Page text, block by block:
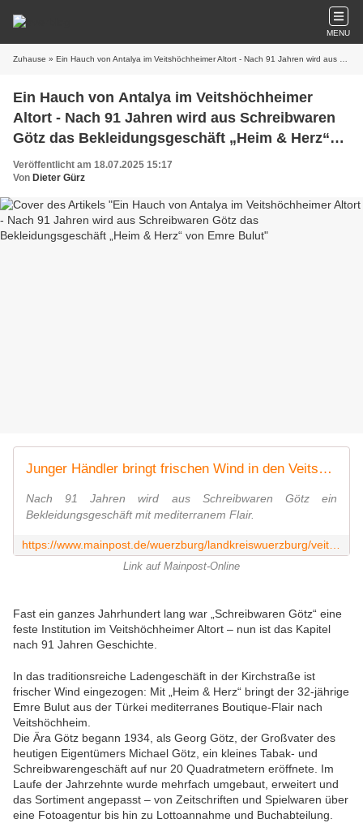
MENU
Zuhause » Ein Hauch von Antalya im Veitshöchheimer Altort - Nach 91 Jahren wird aus Schreibwaren Götz das Bekleidungsgeschäft „Heim & Herz“ von Emre Bulut
Ein Hauch von Antalya im Veitshöchheimer
Altort - Nach 91 Jahren wird aus Schreibwaren
Götz das Bekleidungsgeschäft „Heim & Herz“
von Emre Bulut
Veröffentlicht am 18.07.2025 15:17
Von Dieter Gürz
Junger Händler bringt frischen Wind in den Veitshöchheimer Altort
Nach 91 Jahren wird aus Schreibwaren Götz ein
Bekleidungsgeschäft mit mediterranem Flair.
Link auf Mainpost-Online
Fast ein ganzes Jahrhundert lang war „Schreibwaren Götz“ eine
feste Institution im Veitshöchheimer Altort – nun ist das Kapitel
nach 91 Jahren Geschichte.
In das traditionsreiche Ladengeschäft in der Kirchstraße ist
frischer Wind eingezogen: Mit „Heim & Herz“ bringt der 32-jährige
Emre Bulut aus der Türkei mediterranes Boutique-Flair nach
Veitshöchheim.
Die Ära Götz begann 1934, als Georg Götz, der Großvater des
heutigen Eigentümers Michael Götz, ein kleines Tabak- und
Schreibwarengeschäft auf nur 20 Quadratmetern eröffnete. Im
Laufe der Jahrzehnte wurde mehrfach umgebaut, erweitert und
das Sortiment angepasst – von Zeitschriften und Spielwaren über
eine Fotoagentur bis hin zu Lottoannahme und Buchabteilung.